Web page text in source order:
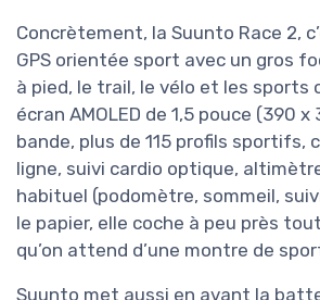
Concrètement, la Suunto Race 2,
GPS orientée sport avec un gros
à pied, le trail, le vélo et les sports
écran AMOLED de 1,5 pouce (390 x
bande, plus de 115 profils sportifs,
ligne, suivi cardio optique,
habituel (podomètre, sommeil,
le papier, elle coche à peu près
qu’on attend d’une montre de
Suunto met aussi en avant la